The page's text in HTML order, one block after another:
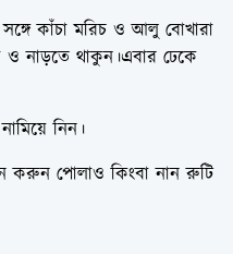
কাঁচা মরিচ ও আলু বোখারা
ও নাড়তে থাকুন।এবার ঢেকে
নিন।
করুন পোলাও কিংবা নান রুটি